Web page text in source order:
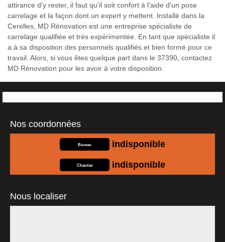
attirance d'y rester, il faut qu'il soit confort à l'aide d'un pose
carrelage et la façon dont un expert y mettent. Installé dans la
Cerelles, MD Rénovation est une entreprise spécialiste de
carrelage qualifiée et très expérimentée. En tant que spécialiste il
a à sa disposition des personnels qualifiés et bien formé pour ce
travail. Alors, si vous êtes quelque part dans le 37390, contactez
MD Rénovation pour les avoir à votre disposition.
Nos coordonnées
Bureau indisponible
Chantier indisponible
Nous localiser